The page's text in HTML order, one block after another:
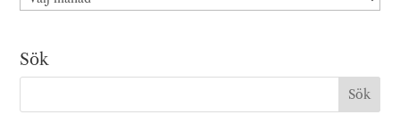
Sök